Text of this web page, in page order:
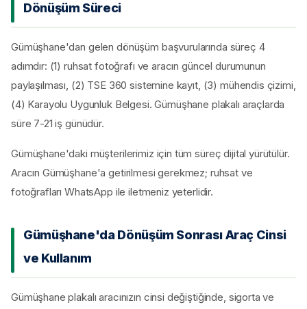
Dönüşüm Süreci
Gümüşhane'dan gelen dönüşüm başvurularında süreç 4
adımdır: (1) ruhsat fotoğrafı ve aracın güncel durumunun
paylaşılması, (2) TSE 360 sistemine kayıt, (3) mühendis çizimi,
(4) Karayolu Uygunluk Belgesi. Gümüşhane plakalı araçlarda
süre 7-21 iş günüdür.
Gümüşhane'daki müşterilerimiz için tüm süreç dijital yürütülür.
Aracın Gümüşhane'a getirilmesi gerekmez; ruhsat ve
fotoğrafları WhatsApp ile iletmeniz yeterlidir.
Gümüşhane'da Dönüşüm Sonrası Araç Cinsi
ve Kullanım
Gümüşhane plakalı aracınızın cinsi değiştiğinde, sigorta ve